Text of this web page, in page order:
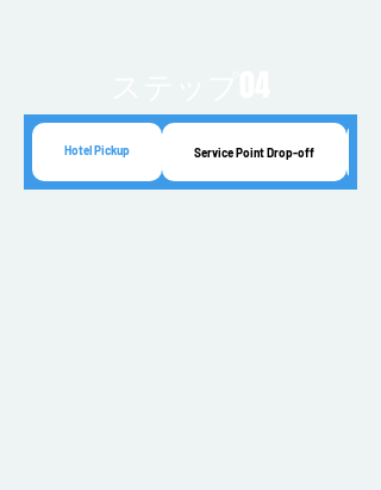
Hotel Pickup Service Point Drop-off